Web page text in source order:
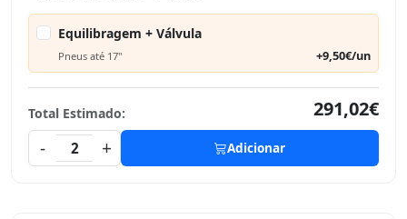
Equilibragem + Válvula
Pneus até 17" +9,50€/un
Total Estimado:
291,02€
-
2 + Adicionar